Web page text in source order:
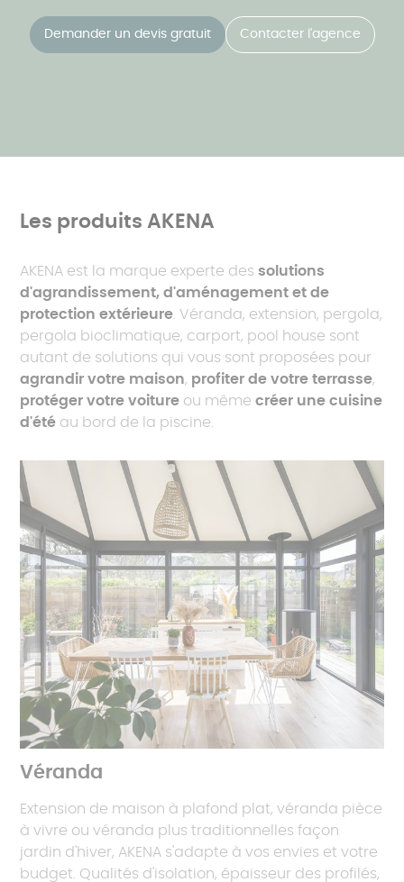
Demander un devis gratuit Contacter l'agence
Les produits AKENA
AKENA est la marque experte dessolutions
d'agrandissement, d'aménagement et de
protection extérieure . Véranda, extension, pergola,
pergola bioclimatique, carport, pool house sont
autant de solutions qui vous sont proposées pour
agrandir votre maison, profiter de votre terrasse,
protéger votre voiture ou mêmecréer une cuisine
d'été au bord de la piscine.
Véranda
Extension de maison à plafond plat, véranda pièce
à vivre ou véranda plus traditionnelles façon
jardin d'hiver, AKENA s'adapte à vos envies et votre
budget. Qualités d'isolation, épaisseur des profilés,